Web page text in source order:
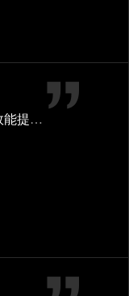
世界杯场馆焕新：更衣室动线重构与效能提升方案